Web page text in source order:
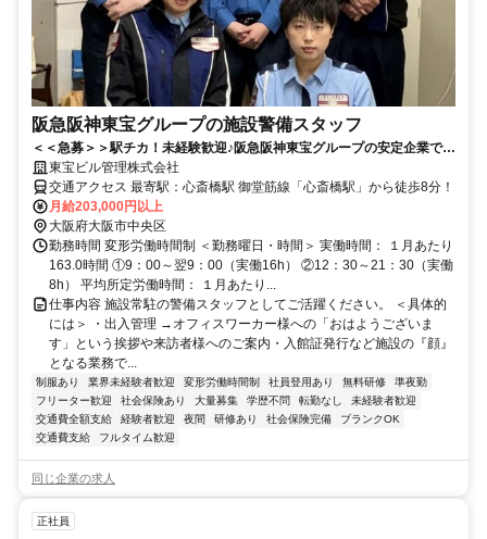
阪急阪神東宝グループの施設警備スタッフ
＜＜急募＞＞駅チカ！未経験歓迎♪阪急阪神東宝グループの安定企業です
〇 東宝ビル管理株式会社
交通アクセス 最寄駅：心斎橋駅 御堂筋線「心斎橋駅」から徒歩8分！
月給203,000円以上
大阪府大阪市中央区
勤務時間 変形労働時間制 ＜勤務曜日・時間＞ 実働時間： １月あたり
163.0時間 ①9：00～翌9：00（実働16h） ②12：30～21：30（実働
8h） 平均所定労働時間： １月あたり...
仕事内容 施設常駐の警備スタッフとしてご活躍ください。 ＜具体的
には＞ ・出入管理 →オフィスワーカー様への「おはようございま
す」という挨拶や来訪者様へのご案内・入館証発行など施設の『顔』
となる業務で...
制服あり 業界未経験者歓迎 変形労働時間制 社員登用あり 無料研修
準夜勤
フリーター歓迎
社会保険あり 大量募集 学歴不問 転勤なし
未経験者歓迎
交通費全額支給
経験者歓迎 夜間 研修あり 社会保険完備
ブランクOK
交通費支給
フルタイム歓迎
同じ企業の求人
正社員